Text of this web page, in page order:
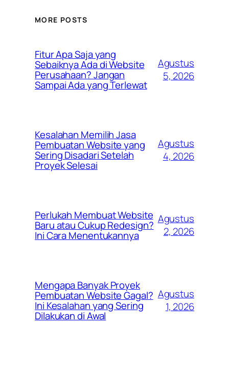
MORE POSTS
Fitur Apa Saja yang
Sebaiknya Ada di Website
Perusahaan? Jangan
Sampai Ada yang Terlewat
Agustus
5, 2026
Kesalahan Memilih Jasa
Pembuatan Website yang
Sering Disadari Setelah
Proyek Selesai
Agustus
4, 2026
Perlukah Membuat Website
Baru atau Cukup Redesign?
Ini Cara Menentukannya
Agustus
2, 2026
Mengapa Banyak Proyek
Pembuatan Website Gagal?
Ini Kesalahan yang Sering
Dilakukan di Awal
Agustus
1, 2026